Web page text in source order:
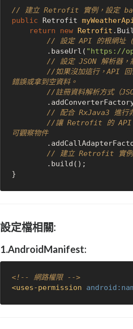
// 建立 Retrofit 實例，設定
public Retrofit
return
new Retrofit
// 設定 API 的根網址
        .baseUrl(
"https://
// 設定 JSON 解析器，
//如果沒加這行，API
錯誤或拿到空資料。
//註冊資料解析方式（
// 配合 RxJava3 進行
//讓 Retrofit 的 API
可觀察物件
// 建立 Retrofit 實例
設定檔相關:
1.AndroidManifest:
<!-- 網路權限 -->
<uses-permission